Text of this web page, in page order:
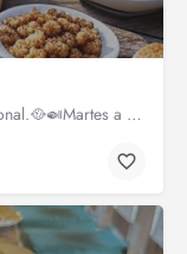
Especialidad en comida criolla e internacional.🥘🍛Martes a Domingo Servicio domicilio🛵 Horario r.…